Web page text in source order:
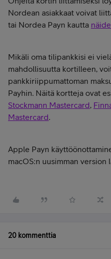
Nordean asiakkaat voivat
tai Nordea Payn kautta
Mikäli oma tilipankkisi ei
mahdollisuutta kortilleen,
pankkiriippumattoman
Payhin. Näitä kortteja ovat
Stockmann Mastercard,
Mastercard.
Apple Payn
macOS:n uusimman version
20 kommenttia